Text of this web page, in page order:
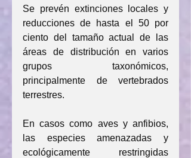
Se prevén extinciones locales y
reducciones de hasta el 50 por
ciento del tamaño actual de las
áreas de distribución en varios
grupos taxonómicos,
principalmente de vertebrados
terrestres.
En casos como aves y anfibios,
las especies amenazadas y
ecológicamente restringidas